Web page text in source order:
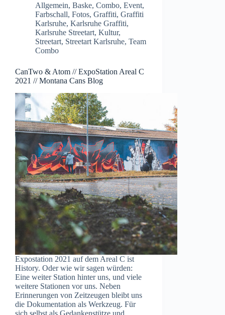
Allgemein, Baske, Combo, Event,
Farbschall, Fotos, Graffiti, Graffiti
Karlsruhe, Karlsruhe Graffiti,
Karlsruhe Streetart, Kultur,
Streetart, Streetart Karlsruhe, Team
Combo
CanTwo & Atom // ExpoStation Areal C
2021 // Montana Cans Blog
Expostation 2021 auf dem Areal C ist
History. Oder wie wir sagen würden:
Eine weiter Station hinter uns, und viele
weitere Stationen vor uns. Neben
Erinnerungen von Zeitzeugen bleibt uns
die Dokumentation als Werkzeug. Für